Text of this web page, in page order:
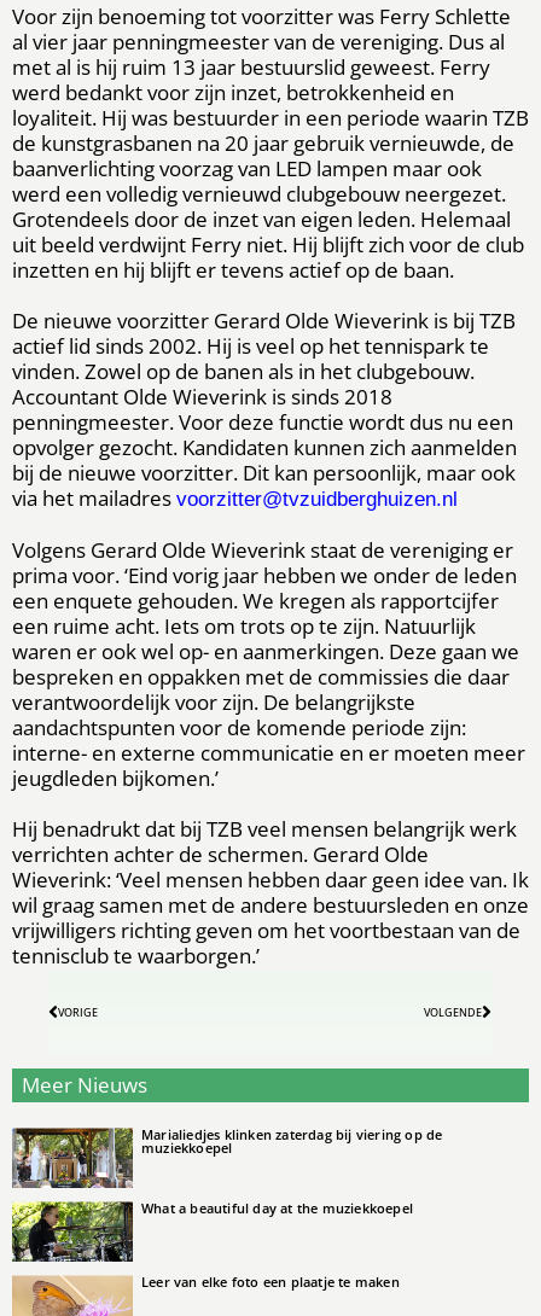
Voor zijn benoeming tot voorzitter was Ferry Schlette
al vier jaar penningmeester van de vereniging. Dus al
met al is hij ruim 13 jaar bestuurslid geweest. Ferry
werd bedankt voor zijn inzet, betrokkenheid en
loyaliteit. Hij was bestuurder in een periode waarin TZB
de kunstgrasbanen na 20 jaar gebruik vernieuwde, de
baanverlichting voorzag van LED lampen maar ook
werd een volledig vernieuwd clubgebouw neergezet.
Grotendeels door de inzet van eigen leden. Helemaal
uit beeld verdwijnt Ferry niet. Hij blijft zich voor de club
inzetten en hij blijft er tevens actief op de baan.
De nieuwe voorzitter Gerard Olde Wieverink is bij TZB
actief lid sinds 2002. Hij is veel op het tennispark te
vinden. Zowel op de banen als in het clubgebouw.
Accountant Olde Wieverink is sinds 2018
penningmeester. Voor deze functie wordt dus nu een
opvolger gezocht. Kandidaten kunnen zich aanmelden
bij de nieuwe voorzitter. Dit kan persoonlijk, maar ook
via het mailadres voorzitter@tvzuidberghuizen.nl
Volgens Gerard Olde Wieverink staat de vereniging er
prima voor. ‘Eind vorig jaar hebben we onder de leden
een enquete gehouden. We kregen als rapportcijfer
een ruime acht. Iets om trots op te zijn. Natuurlijk
waren er ook wel op- en aanmerkingen. Deze gaan we
bespreken en oppakken met de commissies die daar
verantwoordelijk voor zijn. De belangrijkste
aandachtspunten voor de komende periode zijn:
interne- en externe communicatie en er moeten meer
jeugdleden bijkomen.’
Hij benadrukt dat bij TZB veel mensen belangrijk werk
verrichten achter de schermen. Gerard Olde
Wieverink: ‘Veel mensen hebben daar geen idee van. Ik
wil graag samen met de andere bestuursleden en onze
vrijwilligers richting geven om het voortbestaan van de
tennisclub te waarborgen.’
VORIGE VOLGENDE
Meer Nieuws
Marialiedjes klinken zaterdag bij viering op de
muziekkoepel
What a beautiful day at the muziekkoepel
Leer van elke foto een plaatje te maken